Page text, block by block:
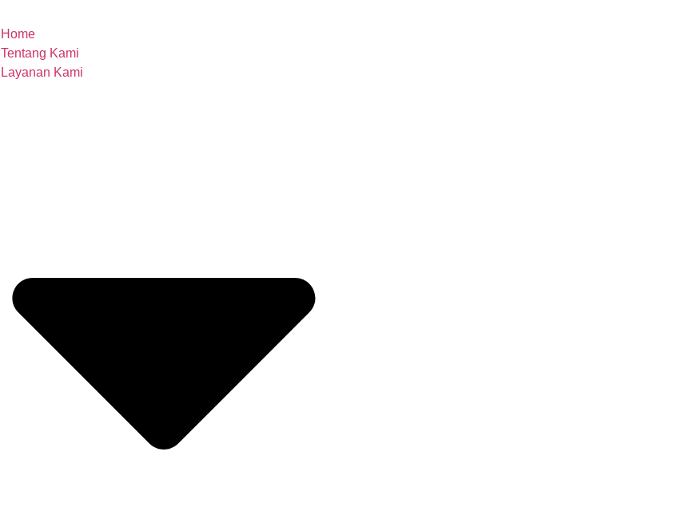
Home
Tentang Kami
Layanan Kami